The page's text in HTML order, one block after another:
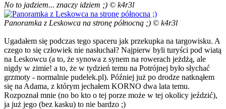
No to jadziem... znaczy idziem ;) © k4r3l
Panoramka z Leskowca na stronę północną ;) © k4r3l
Ugadałem się podczas tego spaceru jak przekupka na targowisku. A
czego to się człowiek nie nasłuchał? Najpierw byli turyści pod wiatą
na Leskowcu (a to, że synowa z synem na rowerach jeżdżą, ale
nigdy w zimie! a to, że w tydzień temu na Potrójnej było słychać
grzmoty - normalnie pudelek.pl). Później już po drodze natknąłem
się na Adama, z którym jechałem KORNO dwa lata temu.
Rozpoznał mnie (no bo kto o tej porze może w tej okolicy jeździć),
ja już jego (bez kasku) to nie bardzo ;)